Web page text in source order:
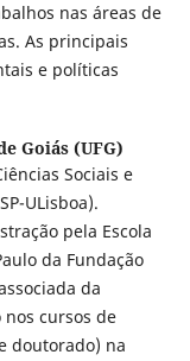
nas áreas de
As principais
e políticas
Goiás (UFG)
Sociais e
ULisboa).
pela Escola
da Fundação
da
cursos de
doutorado) na